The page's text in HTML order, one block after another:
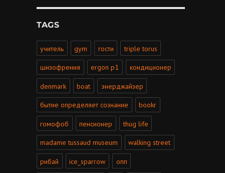
TAGS
учитель gym гости triple torus
шизофрения ergon p1 кондиционер
denmark boat энерджайзер
бытие определяет сознание bookr
гомофоб пенсионер thug life
madame tussaud museum walking street
рибай ice_sparrow опп